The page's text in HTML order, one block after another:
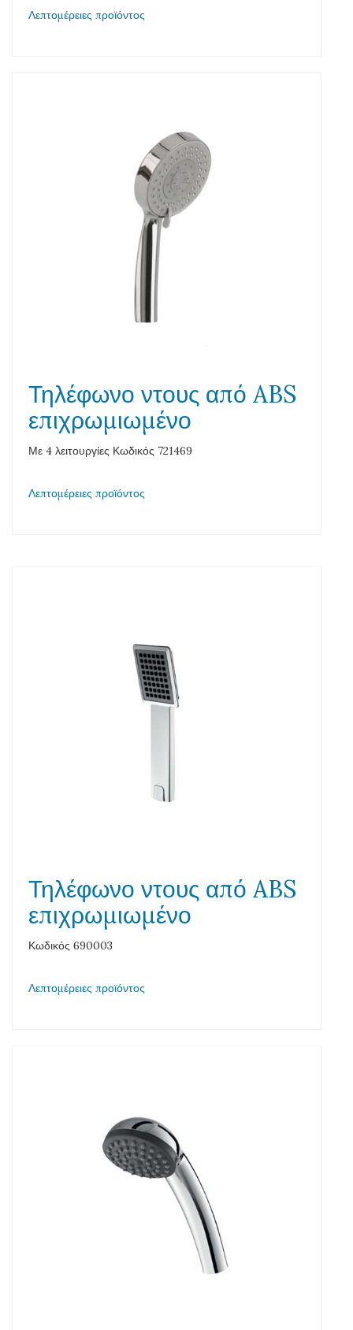
Λεπτομέρειες προϊόντος
Τηλέφωνο ντους από ABS
επιχρωμιωμένο
Με 4 λειτουργίες Κωδικός 721469
Λεπτομέρειες προϊόντος
Τηλέφωνο ντους από ABS
επιχρωμιωμένο
Κωδικός 690003
Λεπτομέρειες προϊόντος